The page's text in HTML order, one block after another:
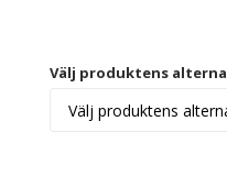
Välj produktens